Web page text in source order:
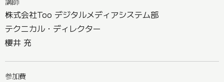
株式会社Too デジタルメディアシステム部
テクニカル・ディレクター
櫻井 充
参加費